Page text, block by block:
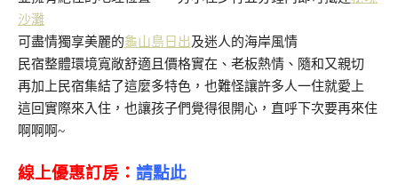
沙灘
可盡情獨享美麗的龜山島日出及迷人的海岸風情
民宿整體環境寬敞舒適且價格實在、老板熱情、隨和又親切
再加上民宿集結了這麼多特色，也難怪讓許多人一住就愛上
這回實際來入住，也讓孩子們覺得很開心，直呼下次要再來住
啊啊啊~
線上優惠訂房： 請點此